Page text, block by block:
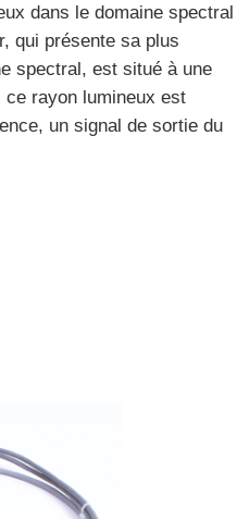
dans le domaine spectral
qui présente sa plus
spectral, est situé à une
ce rayon lumineux est
un signal de sortie du